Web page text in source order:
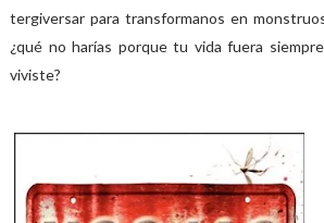
tergiversar para transformanos en
¿qué no harías porque tu vida fuera
viviste?